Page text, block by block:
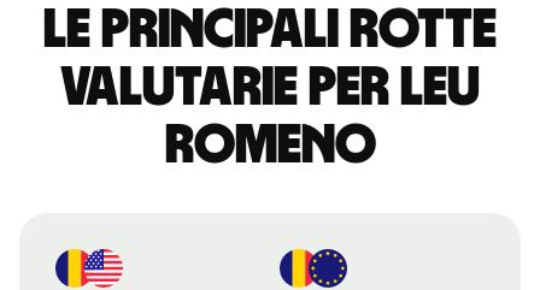
Le principali rotte
valutarie per leu
romeno